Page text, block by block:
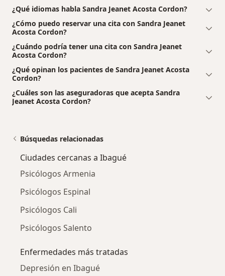
¿Qué idiomas habla Sandra Jeanet Acosta Cordon?
¿Cómo puedo reservar una cita con Sandra Jeanet
Acosta Cordon?
¿Cuándo podría tener una cita con Sandra Jeanet
Acosta Cordon?
¿Qué opinan los pacientes de Sandra Jeanet Acosta
Cordon?
¿Cuáles son las aseguradoras que acepta Sandra
Jeanet Acosta Cordon?
Búsquedas relacionadas
Ciudades cercanas a Ibagué
Psicólogos Armenia
Psicólogos Espinal
Psicólogos Cali
Psicólogos Salento
Enfermedades más tratadas
Depresión en Ibagué